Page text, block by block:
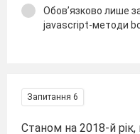
Обов’язково лише
javascript-методи
Запитання 6
Станом на 2018-й рік,